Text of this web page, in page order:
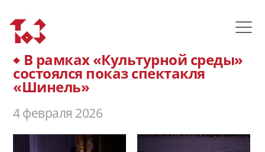
В рамках «Культурной среды»
состоялся показ спектакля
«Шинель»
4 февраля 2026